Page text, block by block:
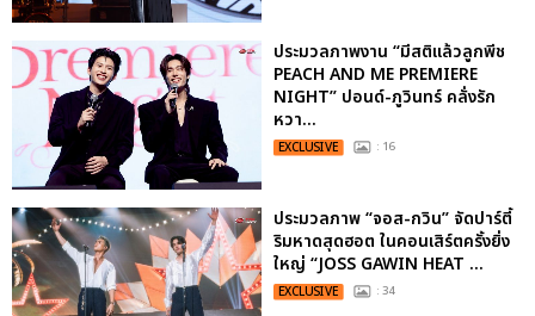
ประมวลภาพงาน “มีสติแล้วลูกพีช
PEACH AND ME PREMIERE
NIGHT” ปอนด์-ภูวินทร์ คลั่งรัก
หวา...
EXCLUSIVE : 16
ประมวลภาพ “จอส-กวิน” จัดปาร์ตี้
ริมหาดสุดฮอต ในคอนเสิร์ตครั้งยิ่ง
ใหญ่ “JOSS GAWIN HEAT ...
EXCLUSIVE : 34